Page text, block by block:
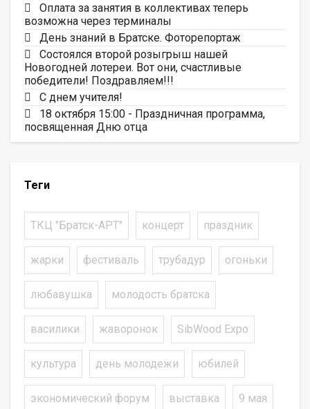
Оплата за занятия в коллективах теперь
возможна через терминалы
День знаний в Братске. Фоторепортаж
Состоялся второй розыгрыш нашей
Новогодней лотереи. Вот они, счастливые
победители! Поздравляем!!!
С днем учителя!
18 октября 15:00 - Праздничная программа,
посвященная Дню отца
Теги
ТКЦ "Братск-АРТ" концерт праздник
жарки фестиваль трубадур огоньки
любавушка молодость братска
василики жаворонок SibWood Expo
культура день молодежи юбилей
экономический форум выставка 9 мая